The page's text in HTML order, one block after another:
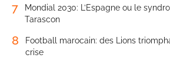
7
Mondial 2030: L’Espagne ou le
Tarascon
8
Football marocain: des Lions
crise